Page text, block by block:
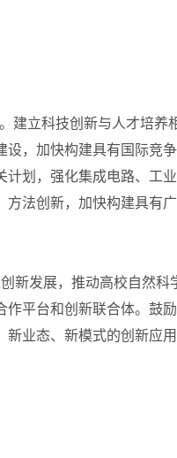
建立科技创新与人才培养
设，加快构建具有国际竞
计划，强化集成电路、工
方法创新，加快构建具有
新发展，推动高校自然科
作平台和创新联合体。鼓
新业态、新模式的创新应